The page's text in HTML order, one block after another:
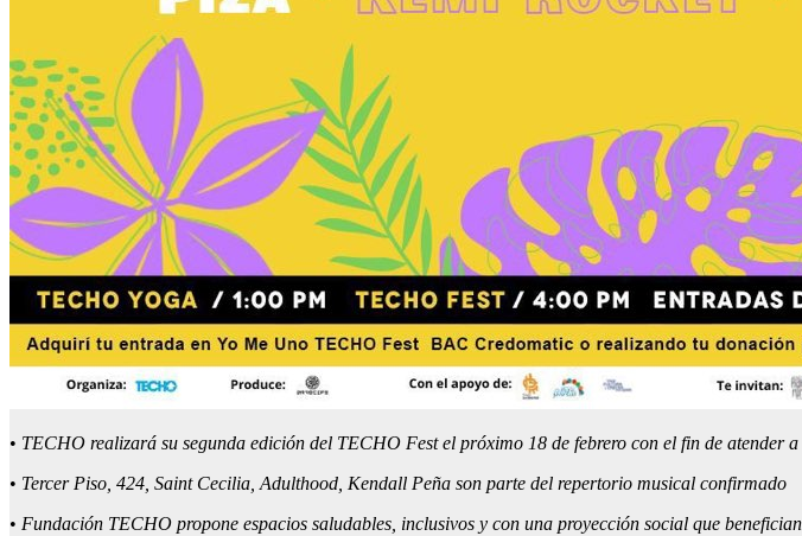
• TECHO realizará su segunda edición del TECHO Fest el próximo 18 de febrero con el fin de atender
• Tercer Piso, 424, Saint Cecilia, Adulthood, Kendall Peña son parte del repertorio musical confirmado
• Fundación TECHO propone espacios saludables, inclusivos y con una proyección social que